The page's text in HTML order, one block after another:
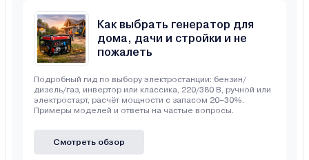
Как выбрать генератор для
дома, дачи и стройки и не
пожалеть
Подробный гид по выбору электростанции: бензин/
дизель/газ, инвертор или классика, 220/380 В, ручной или
электростарт, расчёт мощности с запасом 20–30%.
Примеры моделей и ответы на частые вопросы.
Смотреть обзор